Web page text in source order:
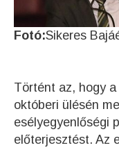
Fotó:Sikeres
Történt az, hogy
októberi ülésén
esélyegyenlőségi
előterjesztést. Az